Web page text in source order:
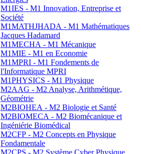
M1IES - M1 Innovation, Entreprise et
Société
M1MATHJHADA - M1 Mathématiques
Jacques Hadamard
M1MECHA - M1 Mécanique
M1MIE - M1 en Economie
M1MPRI - M1 Fondements de
l'Informatique MPRI
M1PHYSICS - M1 Physique
M2AAG - M2 Analyse, Arithmétique,
Géométrie
M2BIOHEA - M2 Biologie et Santé
M2BIOMECA - M2 Biomécanique et
Ingéniérie Biomédical
M2CFP - M2 Concepts en Physique
Fondamentale
M2CPS - M2 Système Cyber Physique